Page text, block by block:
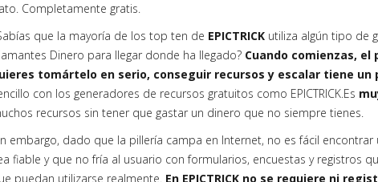
Completamente gratis.
que la mayoría de los top ten de EPICTRICK utiliza algún tipo de
Dinero para llegar donde ha llegado? Cuando comienzas,
tomártelo en serio, conseguir recursos y escalar tiene un
con los generadores de recursos gratuitos como EPICTRICK.Es
recursos sin tener que gastar un dinero que no siempre tienes.
embargo, dado que la pillería campa en Internet, no es fácil
fiable y que no fría al usuario con formularios, encuestas y registros
puedan utilizarse realmente. En EPICTRICK no se requiere ni